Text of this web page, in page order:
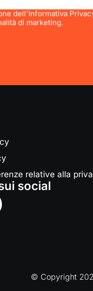
dell'Informativa
di marketing.
relative alla
social
© Copyright